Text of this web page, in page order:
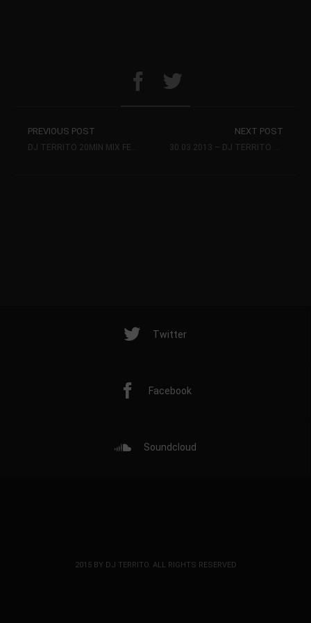
PREVIOUS POST NEXT POST
Twitter
Facebook
Soundcloud
2015 BY DJ TERRITO. ALL RIGHTS RESERVED